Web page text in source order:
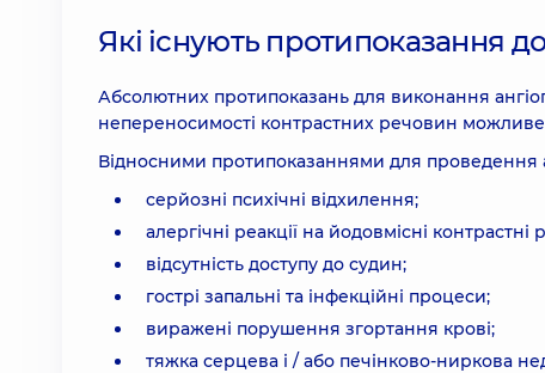
Які існують протипоказання
Абсолютних протипоказань для виконання
непереносимості контрастних речовин
Відносними протипоказаннями для проведення
серйозні психічні відхилення;
алергічні реакції на йодовмісні
відсутність доступу до судин;
гострі запальні та інфекційні процеси;
виражені порушення згортання крові;
тяжка серцева і / або печінково-ниркова